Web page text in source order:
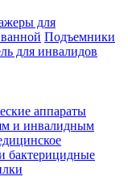
для
Подъемники
для инвалидов
аппараты
и инвалидным
бактерицидные